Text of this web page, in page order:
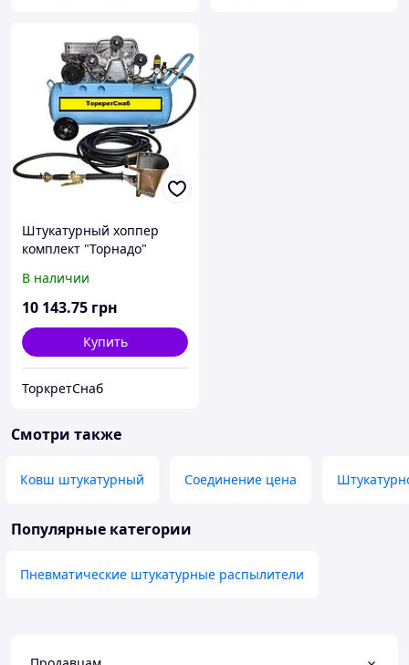
Штукатурный хоппер
комплект "Торнадо"
В наличии
10 143.75 грн
Купить
ТоркретСнаб
Смотри также
Ковш штукатурный Соединение цена
Популярные категории
Пневматические штукатурные распылители